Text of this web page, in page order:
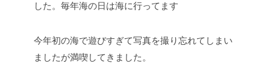
した。毎年海の日は海に行ってます
今年初の海で遊びすぎて写真を撮り忘れてしまい
ましたが満喫してきました。